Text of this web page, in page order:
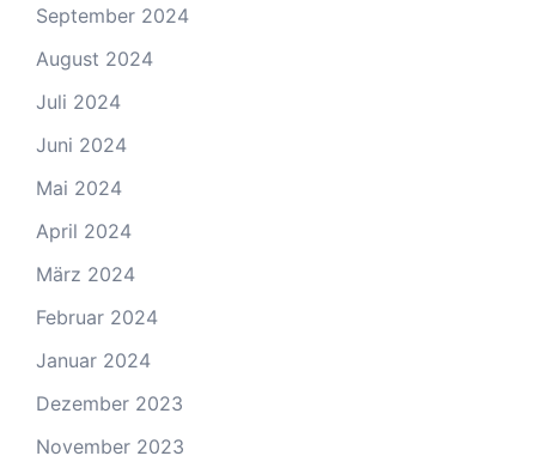
September 2024
August 2024
Juli 2024
Juni 2024
Mai 2024
April 2024
März 2024
Februar 2024
Januar 2024
Dezember 2023
November 2023